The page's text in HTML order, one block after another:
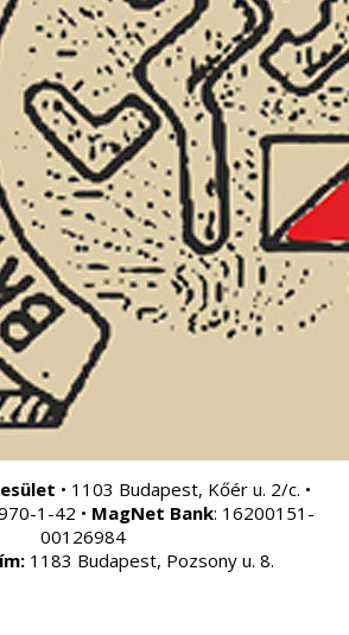
• 1103 Budapest, Kőér u. 2/c. •
1-42 • MagNet Bank: 16200151-
00126984
1183 Budapest, Pozsony u. 8.